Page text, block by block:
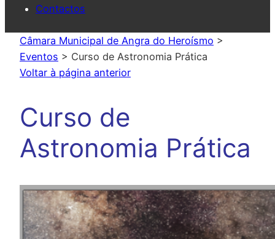
Contactos
Câmara Municipal de Angra do Heroísmo >
Eventos > Curso de Astronomia Prática
Voltar à página anterior
Curso de
Astronomia Prática